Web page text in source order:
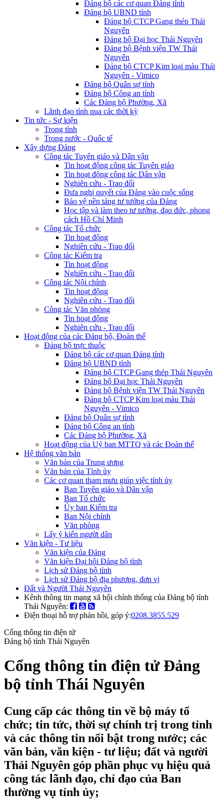
Đảng bộ các cơ quan Đảng tỉnh
Đảng bộ UBND tỉnh
Đảng bộ CTCP Gang thép Thái
Nguyên
Đảng bộ Đại học Thái Nguyên
Đảng bộ Bệnh viện TW Thái
Nguyên
Đảng bộ CTCP Kim loại màu Thái
Nguyên - Vimico
Đảng bộ Quân sự tỉnh
Đảng bộ Công an tỉnh
Các Đảng bộ Phường, Xã
Lãnh đạo tỉnh qua các thời kỳ
Tin tức - Sự kiện
Trong tỉnh
Trong nước - Quốc tế
Xây dựng Đảng
Công tác Tuyên giáo và Dân vận
Tin hoạt động công tác Tuyên giáo
Tin hoạt động công tác Dân vận
Nghiên cứu - Trao đổi
Đưa nghị quyết của Đảng vào cuộc sống
Bảo vệ nền tảng tư tưởng của Đảng
Học tập và làm theo tư tưởng, đạo đức, phong
cách Hồ Chí Minh
Công tác Tổ chức
Tin hoạt động
Nghiên cứu - Trao đổi
Công tác Kiểm tra
Tin hoạt động
Nghiên cứu - Trao đổi
Công tác Nội chính
Tin hoạt động
Nghiên cứu - Trao đổi
Công tác Văn phòng
Tin hoạt động
Nghiên cứu - Trao đổi
Hoạt động của các Đảng bộ, Đoàn thể
Đảng bộ trực thuộc
Đảng bộ các cơ quan Đảng tỉnh
Đảng bộ UBND tỉnh
Đảng bộ CTCP Gang thép Thái Nguyên
Đảng bộ Đại học Thái Nguyên
Đảng bộ Bệnh viện TW Thái Nguyên
Đảng bộ CTCP Kim loại màu Thái
Nguyên - Vimico
Đảng bộ Quân sự tỉnh
Đảng bộ Công an tỉnh
Các Đảng bộ Phường, Xã
Hoạt động của Uỷ ban MTTQ và các Đoàn thể
Hệ thống văn bản
Văn bản của Trung ương
Văn bản của Tỉnh ủy
Các cơ quan tham mưu giúp việc tỉnh ủy
Ban Tuyên giáo và Dân vận
Ban Tổ chức
Ủy ban Kiểm tra
Ban Nội chính
Văn phòng
Lấy ý kiến người dân
Văn kiện - Tư liệu
Văn kiện của Đảng
Văn kiện Đại hội Đảng bộ tỉnh
Lịch sử Đảng bộ tỉnh
Lịch sử Đảng bộ địa phương, đơn vị
Đất và Người Thái Nguyên
Kênh thông tin mạng xã hội chính thống của Đảng bộ tỉnh
Thái Nguyên:
Điện thoại hỗ trợ phản hồi, góp ý:0208.3855.529
Cổng thông tin điện tử
Đảng bộ tỉnh Thái Nguyên
Cổng thông tin điện tử Đảng
bộ tỉnh Thái Nguyên
Cung cấp các thông tin về bộ máy tổ
chức; tin tức, thời sự chính trị trong tỉnh
và các thông tin nổi bật trong nước; các
văn bản, văn kiện - tư liệu; đất và người
Thái Nguyên góp phần phục vụ hiệu quả
công tác lãnh đạo, chỉ đạo của Ban
thường vụ tỉnh ủy;